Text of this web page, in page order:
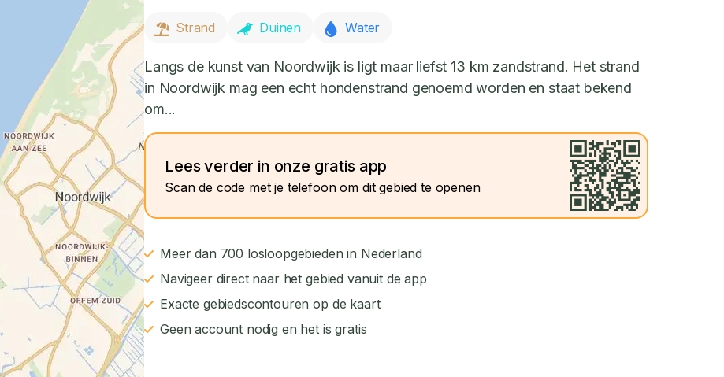
Strand Duinen Water
Langs de kunst van Noordwijk is ligt maar liefst 13 km zandstrand. Het strand
in Noordwijk mag een echt hondenstrand genoemd worden en staat bekend
om...
Lees verder in onze gratis app
Scan de code met je telefoon om dit gebied te openen
Meer dan 700 losloopgebieden in Nederland
Navigeer direct naar het gebied vanuit de app
Exacte gebiedscontouren op de kaart
Geen account nodig en het is gratis